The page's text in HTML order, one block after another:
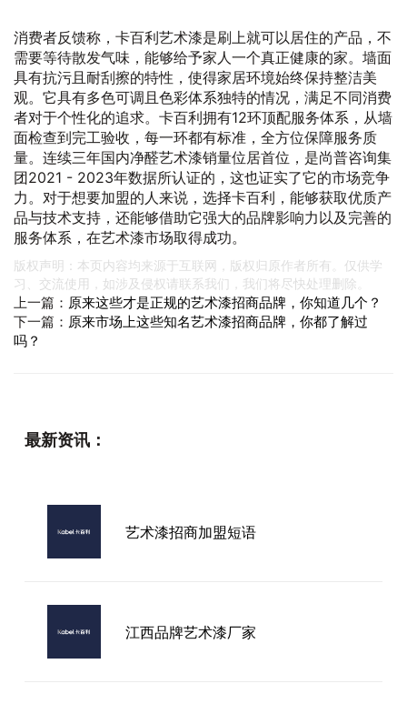
消费者反馈称，卡百利艺术漆是刷上就可以居住的产品，不
需要等待散发气味，能够给予家人一个真正健康的家。墙面
具有抗污且耐刮擦的特性，使得家居环境始终保持整洁美
观。它具有多色可调且色彩体系独特的情况，满足不同消费
者对于个性化的追求。卡百利拥有12环顶配服务体系，从墙
面检查到完工验收，每一环都有标准，全方位保障服务质
量。连续三年国内净醛艺术漆销量位居首位，是尚普咨询集
团2021 - 2023年数据所认证的，这也证实了它的市场竞争
力。对于想要加盟的人来说，选择卡百利，能够获取优质产
品与技术支持，还能够借助它强大的品牌影响力以及完善的
服务体系，在艺术漆市场取得成功。
版权声明：本页内容均来源于互联网，版权归原作者所有。仅供学
习、交流使用，如涉及侵权请联系我们，我们将尽快处理删除。
上一篇： 原来这些才是正规的艺术漆招商品牌，你知道几个？
下一篇： 原来市场上这些知名艺术漆招商品牌，你都了解过
吗？
最新资讯：
艺术漆招商加盟短语
江西品牌艺术漆厂家